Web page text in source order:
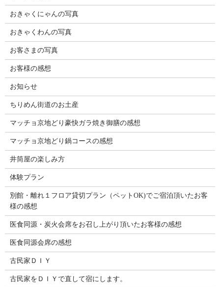
おきゃくにゃんの写真
おきゃくわんの写真
お客さまの写真
お客様の感想
お知らせ
ちりめん街道のお土産
マッチョ京地どり豪快ガラ焼き御膳の感想
マッチョ京地どり鍋コースの感想
井筒屋の楽しみ方
体験プラン
別館・離れ１フロア貸切プラン（ペットOK)でご宿泊頂いたお客
様の感想
医食同源・炭火会席をお召し上がり頂いたお客様の感想
医食同源会席の感想
古民家ＤＩＹ
古民家をＤＩＹで直して宿にします。